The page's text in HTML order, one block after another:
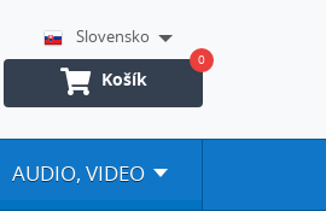
Slovensko
Košík
0
AUDIO, VIDEO